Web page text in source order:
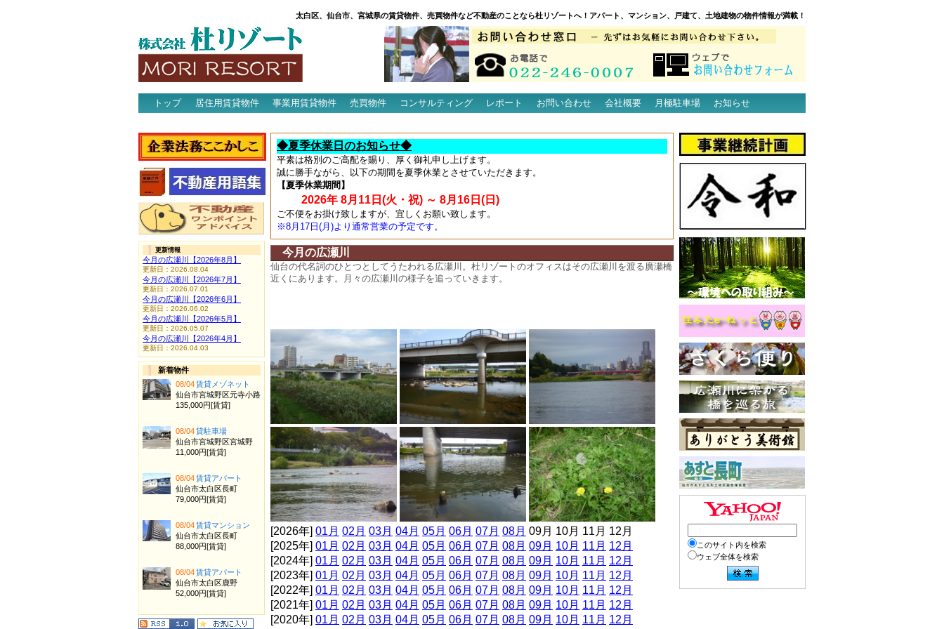
太白区、仙台市、宮城県の賃貸物件、売買物件など不動産のことなら杜リゾートへ！アパート、マンション、戸建て、土地建物の物件情報が満載！
トップ 居住用賃貸物件 事業用賃貸物件 売買物件 コンサルティング レポート お問い合わせ 会社概要 月極駐車場
お知らせ
◆夏季休業日のお知らせ◆
平素は格別のご高配を賜り、厚く御礼申し上げます。
誠に勝手ながら、以下の期間を夏季休業とさせていただきます。
【夏季休業期間】
2026年 8月11日(火・祝) ～ 8月16日(日)
ご不便をお掛け致しますが、宜しくお願い致します。
※8月17日(月)より通常営業の予定です。
今月の広瀬川
仙台の代名詞のひとつとしてうたわれる広瀬川。杜リゾートのオフィスはその広瀬川を渡る廣瀬橋
近くにあります。月々の広瀬川の様子を追っていきます。
[2026年] 01月 02月 03月 04月 05月 06月 07月 08月 09月 10月 11月 12月
[2025年] 01月 02月 03月 04月 05月 06月 07月 08月 09月 10月 11月 12月
[2024年] 01月 02月 03月 04月 05月 06月 07月 08月 09月 10月 11月 12月
[2023年] 01月 02月 03月 04月 05月 06月 07月 08月 09月 10月 11月 12月
[2022年] 01月 02月 03月 04月 05月 06月 07月 08月 09月 10月 11月 12月
[2021年] 01月 02月 03月 04月 05月 06月 07月 08月 09月 10月 11月 12月
[2020年] 01月 02月 03月 04月 05月 06月 07月 08月 09月 10月 11月 12月
更新情報
今月の広瀬川【2026年8月】
更新日：2026.08.04
今月の広瀬川【2026年7月】
更新日：2026.07.01
今月の広瀬川【2026年6月】
更新日：2026.06.02
今月の広瀬川【2026年5月】
更新日：2026.05.07
今月の広瀬川【2026年4月】
更新日：2026.04.03
新着物件
08/04賃貸メゾネット
仙台市宮城野区元寺小路
135,000円[賃貸]
08/04貸駐車場
仙台市宮城野区宮城野
11,000円[賃貸]
08/04賃貸アパート
仙台市太白区長町
79,000円[賃貸]
08/04賃貸マンション
仙台市太白区長町
88,000円[賃貸]
08/04賃貸アパート
仙台市太白区鹿野
52,000円[賃貸]
このサイト内を検索
ウェブ全体を検索